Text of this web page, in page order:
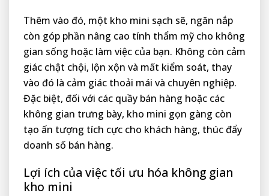
Thêm vào đó, một kho mini sạch sẽ, ngăn nắp
còn góp phần nâng cao tính thẩm mỹ cho không
gian sống hoặc làm việc của bạn. Không còn cảm
giác chật chội, lộn xộn và mất kiểm soát, thay
vào đó là cảm giác thoải mái và chuyên nghiệp.
Đặc biệt, đối với các quầy bán hàng hoặc các
không gian trưng bày, kho mini gọn gàng còn
tạo ấn tượng tích cực cho khách hàng, thúc đẩy
doanh số bán hàng.
Lợi ích của việc tối ưu hóa không gian
kho mini